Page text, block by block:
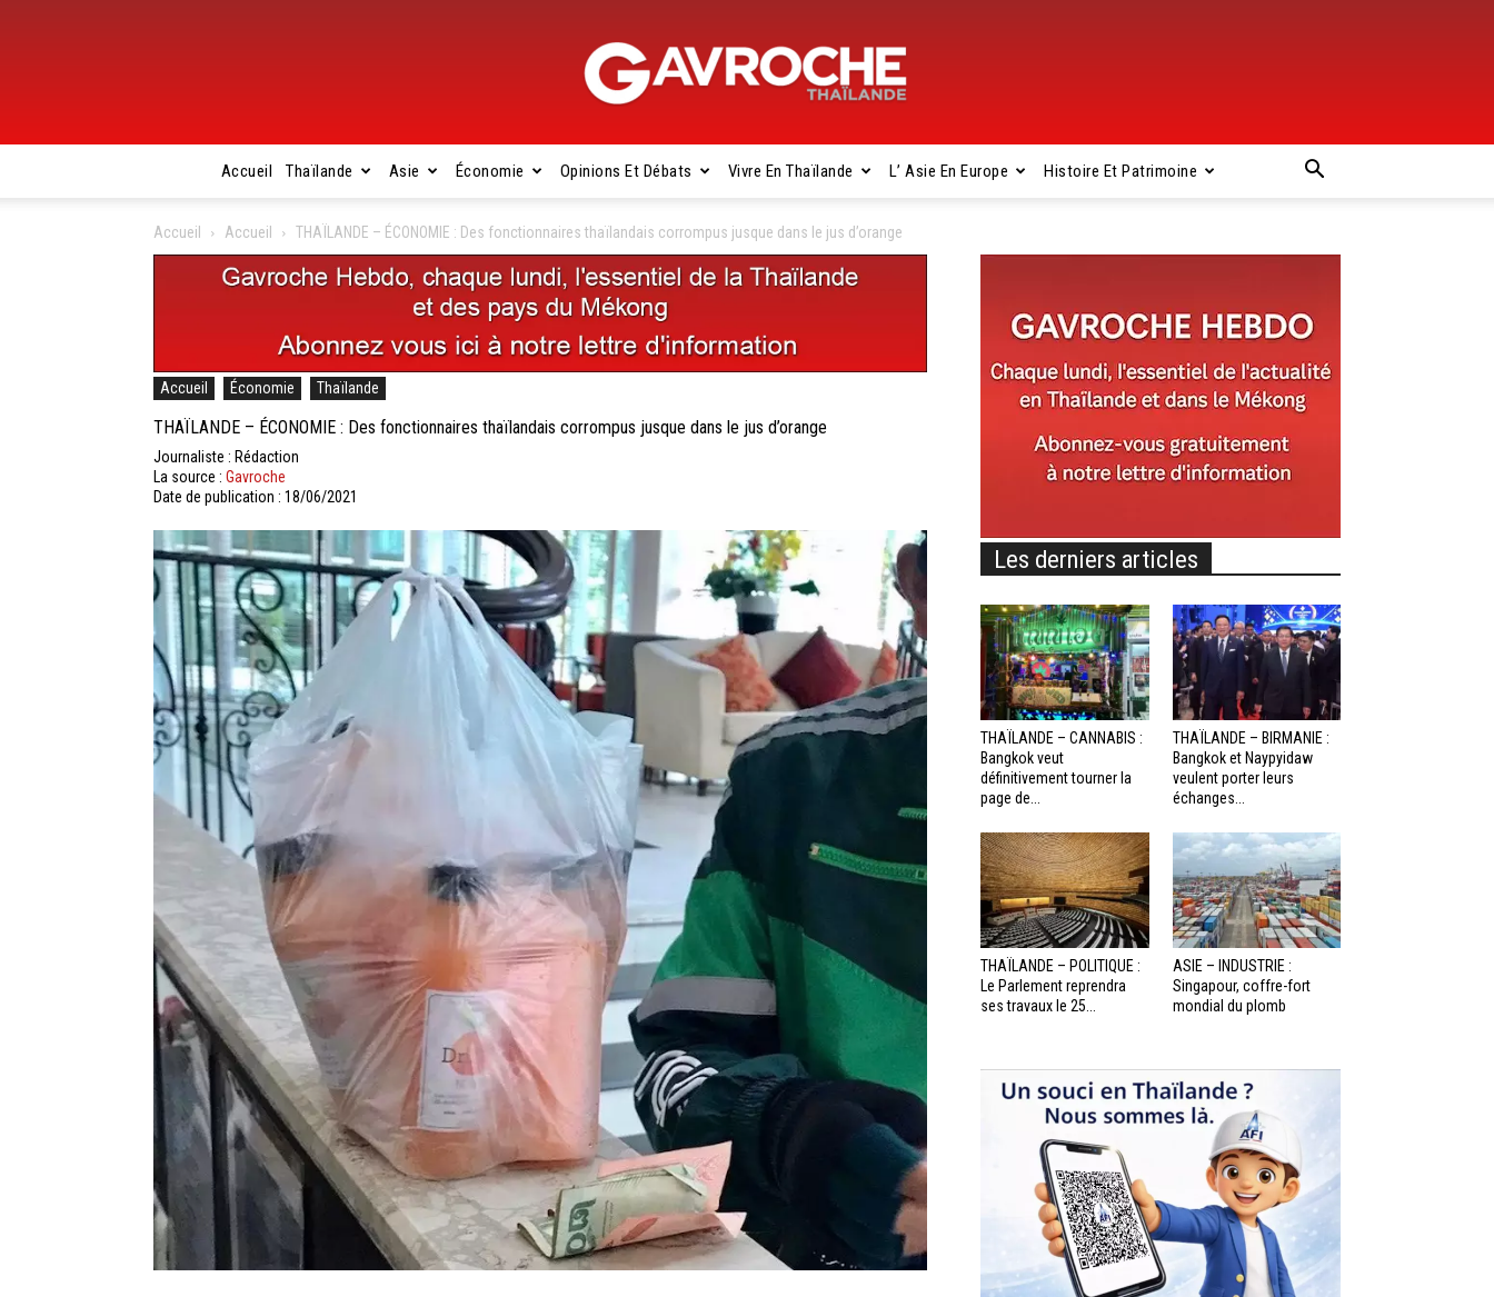
Gavroche
Accueil Thaïlande Asie Économie Opinions Et Débats Vivre En Thaïlande L’ Asie En Europe Histoire Et Patrimoine
Accueil Accueil THAÏLANDE – ÉCONOMIE : Des fonctionnaires thaïlandais corrompus jusque dans le jus d’orange
Accueil Économie Thaïlande
THAÏLANDE – ÉCONOMIE : Des fonctionnaires thaïlandais corrompus jusque dans le jus d’orange
Journaliste : Rédaction
La source : Gavroche
Date de publication : 18/06/2021
Les derniers articles
THAÏLANDE – CANNABIS :
Bangkok veut
définitivement tourner la
page de...
THAÏLANDE – BIRMANIE :
Bangkok et Naypyidaw
veulent porter leurs
échanges...
THAÏLANDE – POLITIQUE :
Le Parlement reprendra
ses travaux le 25...
ASIE – INDUSTRIE :
Singapour, coffre-fort
mondial du plomb